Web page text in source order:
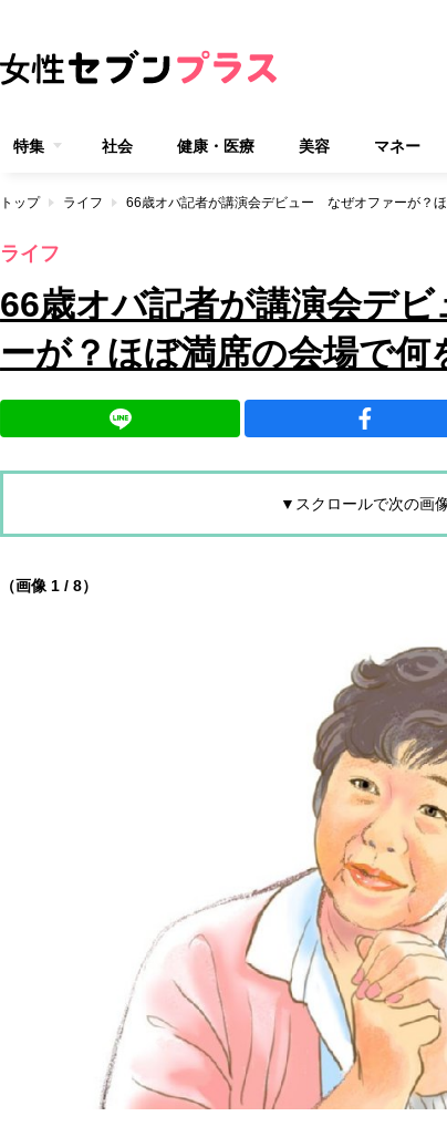
特集 社会 健康・医療 美容 マネー
トップ ライフ 66歳オバ記者が講演会デビュー なぜオファーが？
ライフ
66歳オバ記者が講演会デ
ーが？ほぼ満席の会場で何
▼スクロールで次の画
（画像 1 / 8）